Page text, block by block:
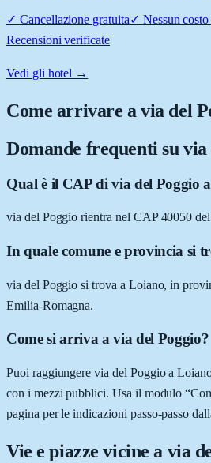
✓ Cancellazione gratuita✓ Nessun
Recensioni verificate
Vedi gli hotel →
Come arrivare avia del
Domande frequenti su via
Qual è il CAP di via del Poggio
via del Poggio rientra nel CAP 40050
In quale comune e provincia si
via del Poggio si trova a Loiano, in
Emilia-Romagna.
Come si arriva a via del Poggio?
Puoi raggiungere via del Poggio a
con i mezzi pubblici. Usa il modulo
pagina per le indicazioni passo-passo
Vie e piazze vicine a via